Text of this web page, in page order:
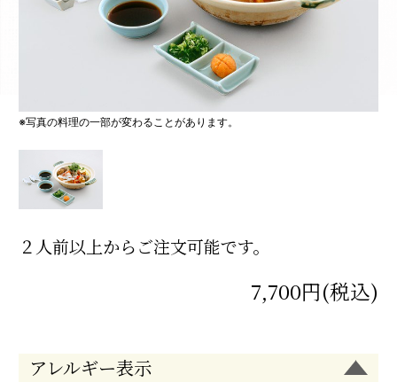
※写真の料理の一部が変わることがあります。
２人前以上からご注文可能です。
7,700円(税込)
アレルギー表示